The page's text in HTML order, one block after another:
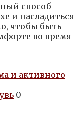
способ
и насладиться
чтобы быть
во время
и активного
0